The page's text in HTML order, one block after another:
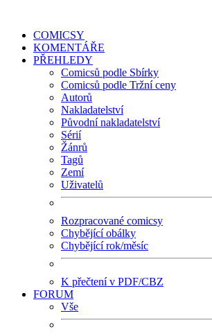
COMICSY
KOMENTÁŘE
PŘEHLEDY
Comicsů podle Sbírky
Comicsů podle Tržní ceny
Autorů
Nakladatelství
Původní nakladatelství
Sérií
Žánrů
Tagů
Zemí
Uživatelů
Rozpracované comicsy
Chybějící obálky
Chybějící rok/měsíc
K přečtení v PDF/CBZ
FORUM
Vše